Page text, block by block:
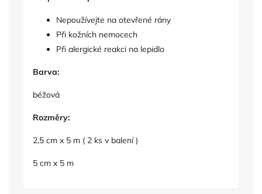
Nepoužívejte na otevřené rány
Při kožních nemocech
Při alergické reakci na lepidlo
Barva:
béžová
Rozměry:
2,5 cm x 5 m ( 2 ks v balení )
5 cm x 5 m